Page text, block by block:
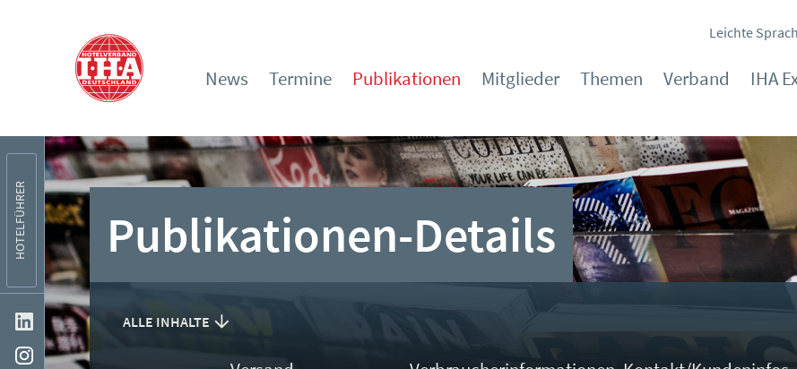
Leichte
News Termine Publikationen Mitglieder Themen Verband IHA
HOTELFÜHRER Publikationen-Details
ALLE INHALTE